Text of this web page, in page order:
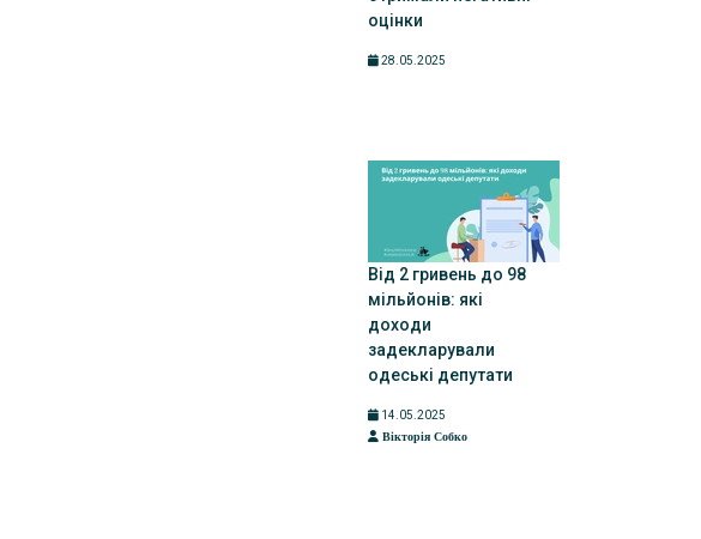
оцінки
28.05.2025
Від 2 гривень до 98
мільйонів: які
доходи
задекларували
одеські депутати
14.05.2025
Вікторія Собко